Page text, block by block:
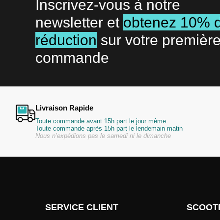
Inscrivez-vous à notre
newsletter et obtenez 10%
réduction sur votre première
commande
Livraison Rapide
Toute commande avant 15h part le jour même
Toute commande après 15h part le lendemain matin
Nous n’expédions pas le samedi ni le dimanche
SERVICE CLIENT